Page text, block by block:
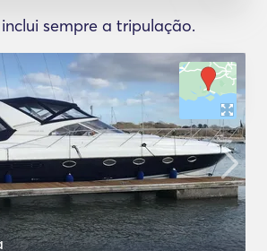
sempre a tripulação.